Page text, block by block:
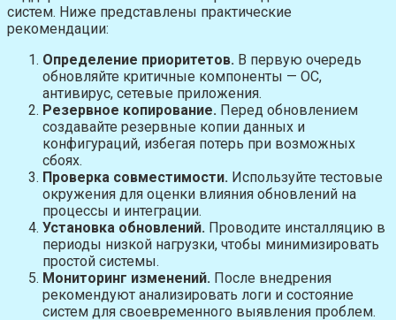
систем. Ниже представлены практические
рекомендации:
Определение приоритетов. В первую очередь
обновляйте критичные компоненты — ОС,
антивирус, сетевые приложения.
Резервное копирование. Перед обновлением
создавайте резервные копии данных и
конфигураций, избегая потерь при возможных
сбоях.
Проверка совместимости. Используйте тестовые
окружения для оценки влияния обновлений на
процессы и интеграции.
Установка обновлений. Проводите инсталляцию в
периоды низкой нагрузки, чтобы минимизировать
простой системы.
Мониторинг изменений. После внедрения
рекомендуют анализировать логи и состояние
систем для своевременного выявления проблем.